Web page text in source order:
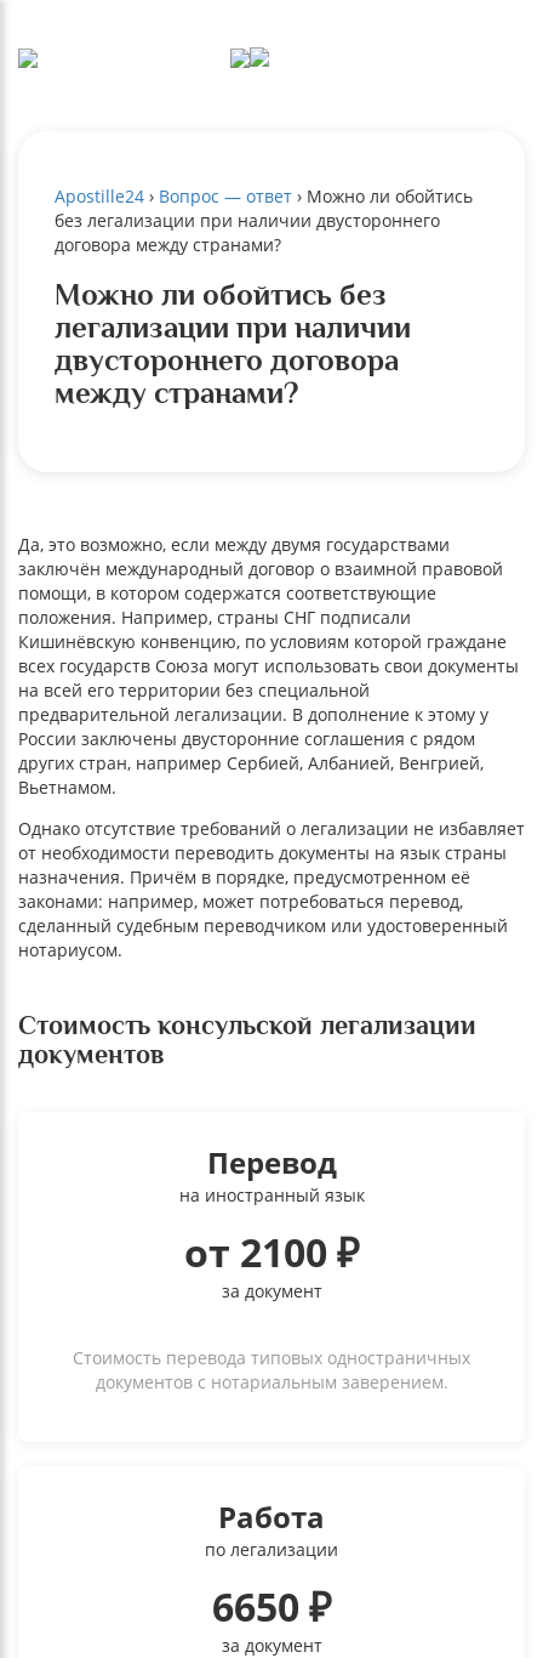
Apostille24 › Вопрос — ответ › Можно ли обойтись
без легализации при наличии двустороннего
договора между странами?
Можно ли обойтись без
легализации при наличии
двустороннего договора
между странами?
Да, это возможно, если между двумя государствами
заключён международный договор о взаимной правовой
помощи, в котором содержатся соответствующие
положения. Например, страны СНГ подписали
Кишинёвскую конвенцию, по условиям которой граждане
всех государств Союза могут использовать свои документы
на всей его территории без специальной
предварительной легализации. В дополнение к этому у
России заключены двусторонние соглашения с рядом
других стран, например Сербией, Албанией, Венгрией,
Вьетнамом.
Однако отсутствие требований о легализации не избавляет
от необходимости переводить документы на язык страны
назначения. Причём в порядке, предусмотренном её
законами: например, может потребоваться перевод,
сделанный судебным переводчиком или удостоверенный
нотариусом.
Стоимость консульской легализации
документов
Перевод
на иностранный язык
от 2100 ₽
за документ
Стоимость перевода типовых одностраничных
документов с нотариальным заверением.
Работа
по легализации
6650 ₽
за документ